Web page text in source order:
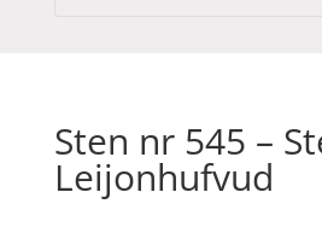
Sten nr 545 –
Leijonhufvud